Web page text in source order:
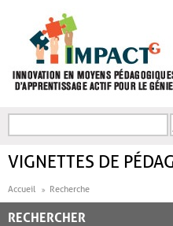
FORMULAIRE DE
VIGNETTES DE
Accueil Recherche
RECHERCHER